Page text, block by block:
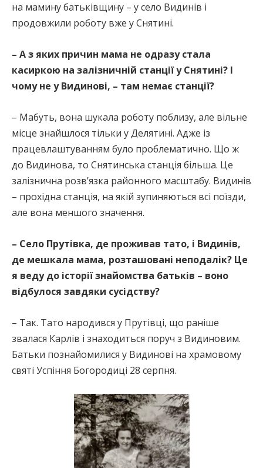
на мамину батьківщину – у село Видинів і
продовжили роботу вже у Снятині.
– А з яких причин мама не одразу стала
касиркою на залізничній станції у Снятині? І
чому не у Видинові, – там немає станції?
– Мабуть, вона шукала роботу поблизу, але вільне
місце знайшлося тільки у Делятині. Адже із
працевлаштуванням було проблематично. Що ж
до Видинова, то Снятинська станція більша. Це
залізнична розв’язка районного масштабу. Видинів
– прохідна станція, на якій зупиняються всі поїзди,
але вона меншого значення.
– Село Прутівка, де проживав тато, і Видинів,
де мешкала мама, розташовані неподалік? Це
я веду до історії знайомства батьків – воно
відбулося завдяки сусідству?
– Так. Тато народився у Прутівці, що раніше
звалася Карлів і знаходиться поруч з Видиновим.
Батьки познайомилися у Видинові на храмовому
святі Успіння Богородиці 28 серпня.